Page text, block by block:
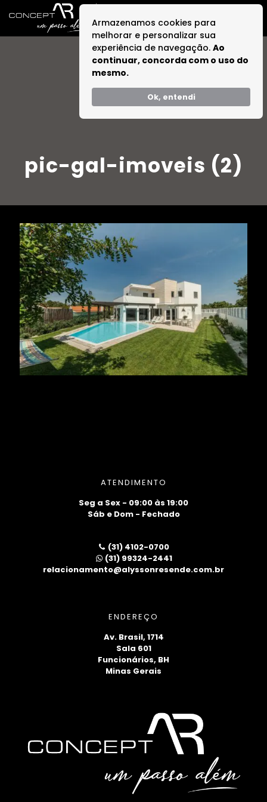
Armazenamos cookies para
melhorar e personalizar sua
experiência de navegação. Ao
continuar, concorda com o uso do
mesmo.
Ok, entendi
pic-gal-imoveis (2)
ATENDIMENTO
Seg a Sex - 09:00 às 19:00
Sáb e Dom - Fechado
(31) 4102-0700
(31) 99324-2441
relacionamento@alyssonresende.com.br
ENDEREÇO
Av. Brasil, 1714
Sala 601
Funcionários, BH
Minas Gerais